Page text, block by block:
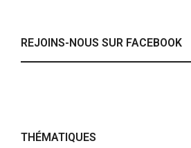
REJOINS-NOUS SUR FACEBOOK
THÉMATIQUES